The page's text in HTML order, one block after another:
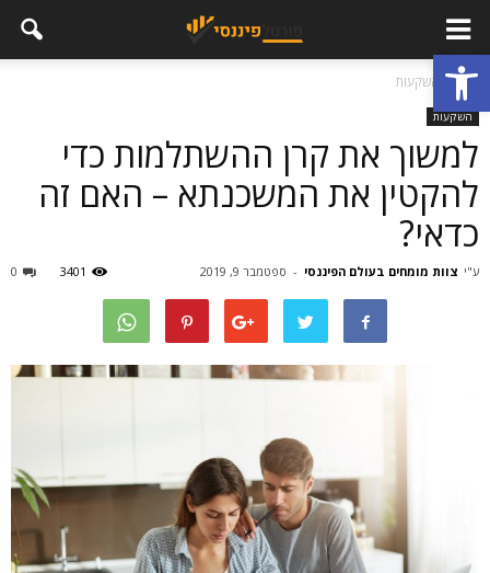
פתח סרגל נגישות
בית השקעות
השקעות
למשוך את קרן ההשתלמות כדי
להקטין את המשכנתא – האם זה
כדאי?
ע"י צוות מומחים בעולם הפיננסי - ספטמבר 9, 2019 0 3401